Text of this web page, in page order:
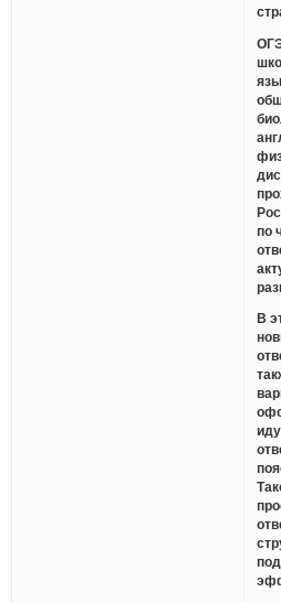
по
В